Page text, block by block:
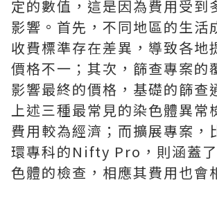
定的數值，這是因為費用受到
影響。首先，不同地區的生活
收費標準存在差異，導致各地
價格不一；其次，篩查專案的
影響最終的價格，基礎的篩查
上述三種最常見的染色體異常
費用較為經濟；而擴展專案，
環專科的Nifty Pro，則涵蓋
色體的檢查，相應其費用也會